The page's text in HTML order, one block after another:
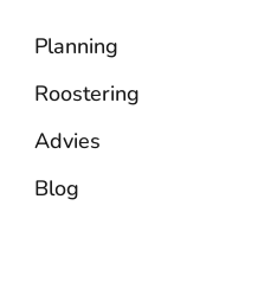
Planning
Roostering
Advies
Blog